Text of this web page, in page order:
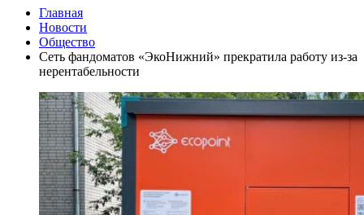
Главная
Новости
Общество
Сеть фандоматов «ЭкоНижний» прекратила работу из‑за
нерентабельности